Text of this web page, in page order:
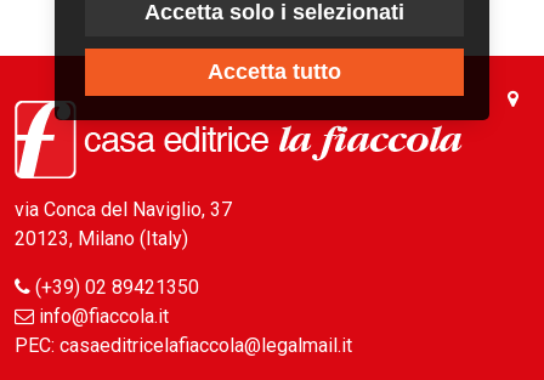
via Conca del Naviglio, 37
20123, Milano (Italy)
(+39) 02 89421350
info@fiaccola.it
PEC: casaeditricelafiaccola@legalmail.it
Accetta solo i selezionati
Accetta tutto